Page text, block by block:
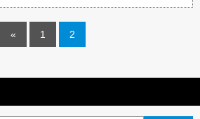
« 1 2